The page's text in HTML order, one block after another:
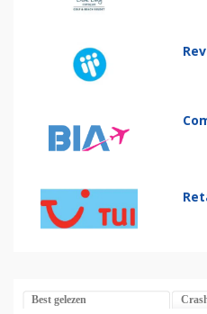
Best gelezen